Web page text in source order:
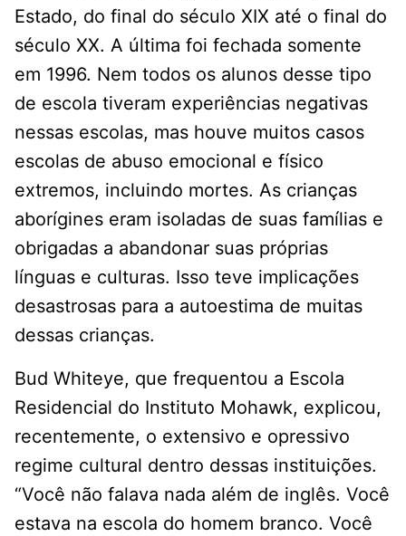
Estado, do final do século XIX até o final do
século XX. A última foi fechada somente
em 1996. Nem todos os alunos desse tipo
de escola tiveram experiências negativas
nessas escolas, mas houve muitos casos
escolas de abuso emocional e físico
extremos, incluindo mortes. As crianças
aborígines eram isoladas de suas famílias e
obrigadas a abandonar suas próprias
línguas e culturas. Isso teve implicações
desastrosas para a autoestima de muitas
dessas crianças.
Bud Whiteye, que frequentou a Escola
Residencial do Instituto Mohawk, explicou,
recentemente, o extensivo e opressivo
regime cultural dentro dessas instituições.
“Você não falava nada além de inglês. Você
estava na escola do homem branco. Você